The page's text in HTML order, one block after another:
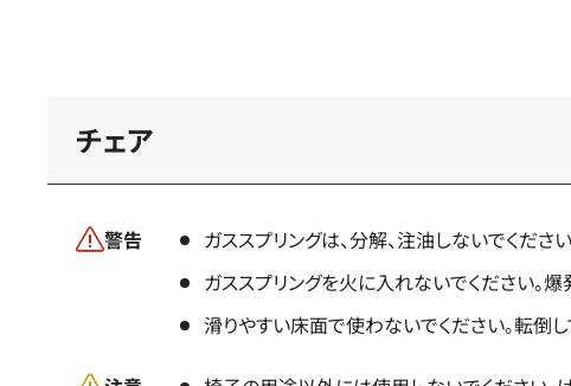
チェア
警告
ガススプリングは、分解、注油しないでくださ
ガススプリングを火に入れないでください。
滑りやすい床面で使わないでください。転倒